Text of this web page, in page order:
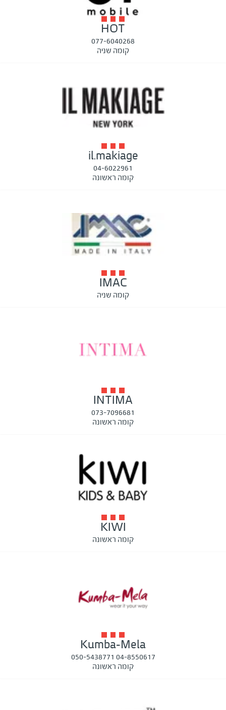
HOT
077-6040268
קומה שניה
il.makiage
04-6022961
קומה ראשונה
IMAC
קומה שניה
INTIMA
073-7096681
קומה ראשונה
KIWI
קומה ראשונה
Kumba-Mela
04-8550617 050-5438771
קומה ראשונה